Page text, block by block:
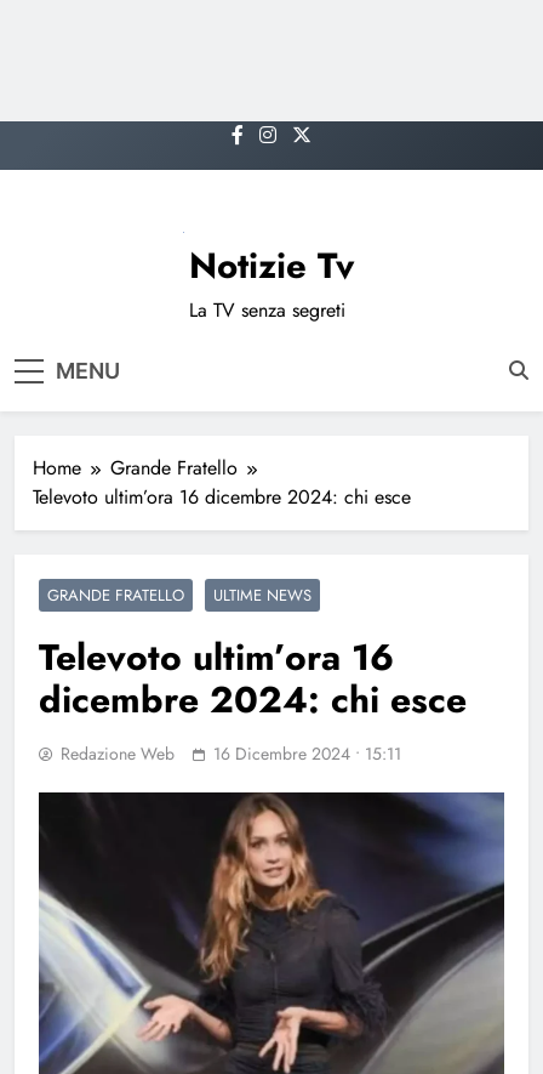
to
Notizie Tv
La TV senza segreti
MENU
Home
Grande Fratello
Televoto ultim’ora 16 dicembre 2024: chi esce
GRANDE FRATELLO ULTIME NEWS
Televoto ultim’ora 16
dicembre 2024: chi esce
Redazione Web 16 Dicembre 2024 • 15:11